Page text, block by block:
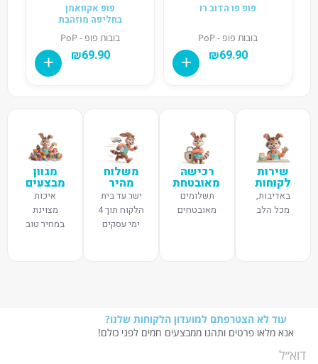
פופ פו הדוב רו
בובות פופ - PoP
₪69.90
פופ אקוואמן
בחליפה מוזהבת
בובות פופ - PoP
₪69.90
שירות
לקוחות
באדיבות,
מכל הלב
רכישה
מאובטחת
תשלומים
מאובטחים
משלוח
מהיר
ישר עד בית
הלקוח תוך 4
ימי עסקים
מגוון
מבצעים
איכות
מצוינת
במחיר טוב
עוד לא הצטרפתם למועדון הלקוחות שלנו?
אנא מלאו פרטים ותהנו ממבצעים חמים לפני כולם!